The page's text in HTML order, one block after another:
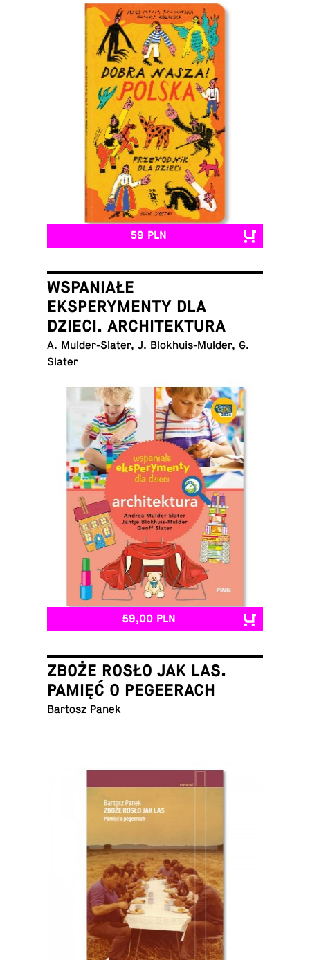
59 PLN
WSPANIAŁE
EKSPERYMENTY DLA
DZIECI. ARCHITEKTURA
A. Mul­der-Sla­ter, J. Blo­khu­is-Mul­der, G.
Slater
59,00 PLN
ZBOŻE ROSŁO JAK LAS.
PAMIĘĆ O PEGEERACH
Bartosz Panek